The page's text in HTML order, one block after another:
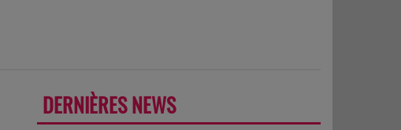
DERNIÈRES NEWS